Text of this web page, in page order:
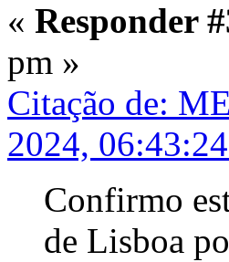
« Responder
pm »
Citação de:
2024,
Confirmo
de Lisboa